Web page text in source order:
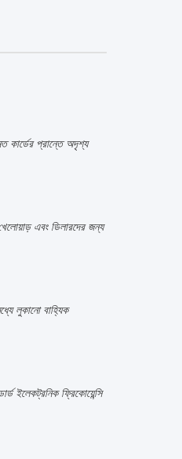
কার্ডের প্রান্তে অদৃশ্য
এবং ডিলারদের জন্য
লুকানো বাহ্যিক
ইলেকট্রনিক ফ্রিকোয়েন্সি